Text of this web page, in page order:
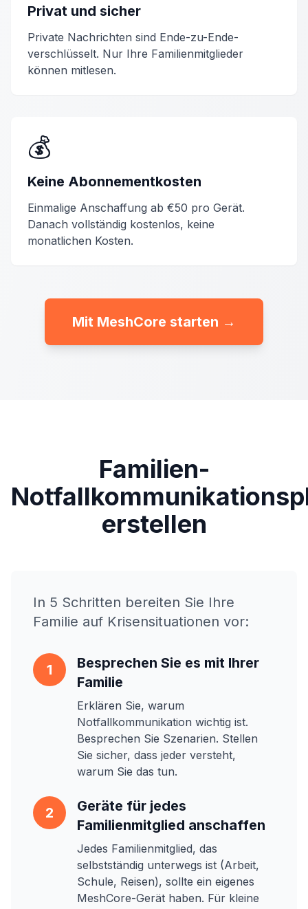
Privat und sicher
Private Nachrichten sind Ende-zu-Ende-
verschlüsselt. Nur Ihre Familienmitglieder
können mitlesen.
💰
Keine Abonnementkosten
Einmalige Anschaffung ab €50 pro Gerät.
Danach vollständig kostenlos, keine
monatlichen Kosten.
Mit MeshCore starten →
Familien-
erstellen
In 5 Schritten bereiten Sie Ihre
Familie auf Krisensituationen vor:
1
Besprechen Sie es mit Ihrer
Familie
Erklären Sie, warum
Notfallkommunikation wichtig ist.
Besprechen Sie Szenarien. Stellen
Sie sicher, dass jeder versteht,
warum Sie das tun.
2
Geräte für jedes
Familienmitglied anschaffen
Jedes Familienmitglied, das
selbstständig unterwegs ist (Arbeit,
Schule, Reisen), sollte ein eigenes
MeshCore-Gerät haben. Für kleine